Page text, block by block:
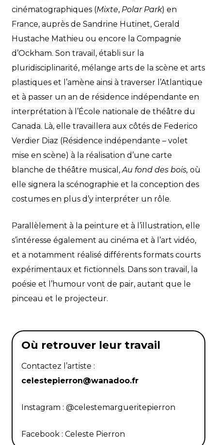
cinématographiques (Mixte, Polar Park) en
France, auprès de Sandrine Hutinet, Gerald
Hustache Mathieu ou encore la Compagnie
d’Ockham. Son travail, établi sur la
pluridisciplinarité, mélange arts de la scène et arts
plastiques et l’amène ainsi à traverser l’Atlantique
et à passer un an de résidence indépendante en
interprétation à l’École nationale de théâtre du
Canada. Là, elle travaillera aux côtés de Federico
Verdier Diaz (Résidence indépendante – volet
mise en scène) à la réalisation d’une carte
blanche de théâtre musical, Au fond des bois, où
elle signera la scénographie et la conception des
costumes en plus d’y interpréter un rôle.
Parallèlement à la peinture et à l’illustration, elle
s’intéresse également au cinéma et à l’art vidéo,
et a notamment réalisé différents formats courts
expérimentaux et fictionnels. Dans son travail, la
poésie et l’humour vont de pair, autant que le
pinceau et le projecteur.
Où retrouver leur travail
Contactez l’artiste :
celestepierron@wanadoo.fr
Instagram : @celestemargueritepierron
Facebook : Celeste Pierron